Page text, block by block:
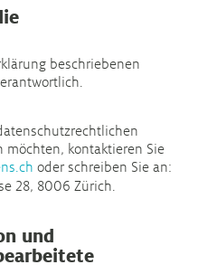
beschriebenen
möchten, kontaktieren Sie
oder schreiben Sie an:
28, 8006 Zürich.
und